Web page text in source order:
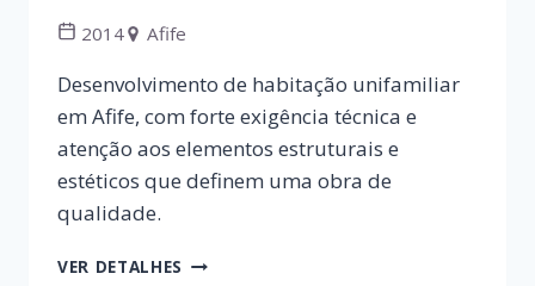
2014 Afife
Desenvolvimento de habitação unifamiliar
em Afife, com forte exigência técnica e
atenção aos elementos estruturais e
estéticos que definem uma obra de
qualidade.
VER DETALHES HABITAÇÃO